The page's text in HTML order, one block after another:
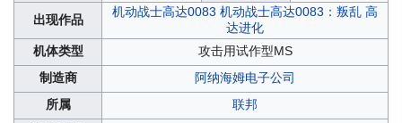
出现作品
机动战士高达0083 机动战士高达0083：叛乱 高
达进化
机体类型
攻击用试作型MS
制造商
阿纳海姆电子公司
所属
联邦